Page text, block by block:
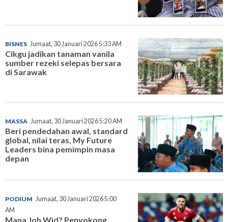
BISNES Jumaat, 30 Januari 2026 5:33 AM
Cikgu jadikan tanaman vanila
sumber rezeki selepas bersara
di Sarawak
MASSA Jumaat, 30 Januari 2026 5:20 AM
Beri pendedahan awal, standard
global, nilai teras, My Future
Leaders bina pemimpin masa
depan
PODIUM Jumaat, 30 Januari 2026 5:00
AM
Mana Joh Wid? Penyokong